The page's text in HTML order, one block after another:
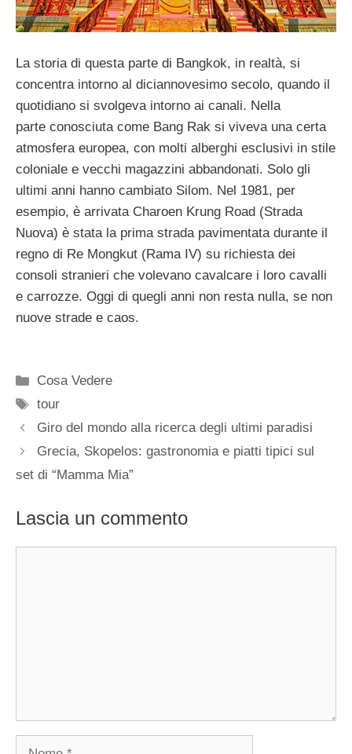
La storia di questa parte di Bangkok, in realtà, si
concentra intorno al diciannovesimo secolo, quando il
quotidiano si svolgeva intorno ai canali. Nella
parte conosciuta come Bang Rak si viveva una certa
atmosfera europea, con molti alberghi esclusivi in stile
coloniale e vecchi magazzini abbandonati. Solo gli
ultimi anni hanno cambiato Silom. Nel 1981, per
esempio, è arrivata Charoen Krung Road (Strada
Nuova) è stata la prima strada pavimentata durante il
regno di Re Mongkut (Rama IV) su richiesta dei
consoli stranieri che volevano cavalcare i loro cavalli
e carrozze. Oggi di quegli anni non resta nulla, se non
nuove strade e caos.
Categorie
Cosa Vedere
Tag
tour
Giro del mondo alla ricerca degli ultimi paradisi
Grecia, Skopelos: gastronomia e piatti tipici sul
set di “Mamma Mia”
Lascia un commento
Nome